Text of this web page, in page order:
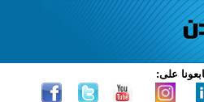
على: